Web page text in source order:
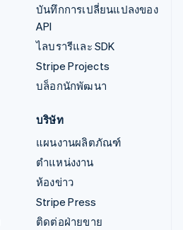
บันทึกการเปลี่ยนแปลงของ
API
ไลบรารีและ SDK
Stripe Projects
บล็อกนักพัฒนา
บริษัท
แผนงานผลิตภัณฑ์
ตำแหน่งงาน
ห้องข่าว
Stripe Press
ติดต่อฝ่ายขาย